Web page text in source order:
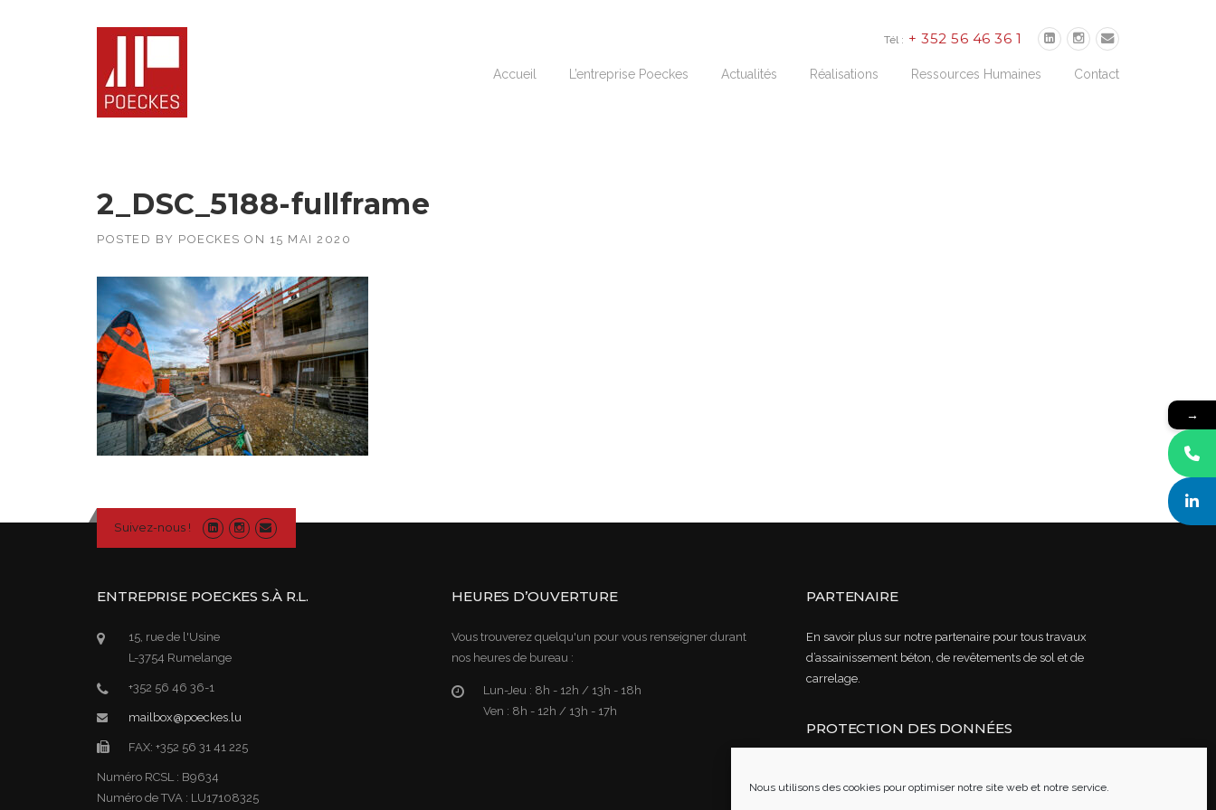
Nous utilisons des cookies pour optimiser notre site web et notre service.
Tél : + 352 56 46 36 1
Accueil L’entreprise Poeckes Actualités Réalisations Ressources Humaines Contact
2_DSC_5188-fullframe
POSTED BY POECKES ON 15 MAI 2020
Suivez-nous !
ENTREPRISE POECKES S.À R.L.
15, rue de l'Usine
L-3754 Rumelange
+352 56 46 36-1
mailbox@poeckes.lu
FAX: +352 56 31 41 225
Numéro RCSL : B9634
Numéro de TVA : LU17108325
HEURES D’OUVERTURE
Vous trouverez quelqu'un pour vous renseigner durant
nos heures de bureau :
Lun-Jeu : 8h - 12h / 13h - 18h
Ven : 8h - 12h / 13h - 17h
PARTENAIRE
En savoir plus sur notre partenaire pour tous travaux
d’assainissement béton, de revêtements de sol et de
carrelage.
PROTECTION DES DONNÉES
→